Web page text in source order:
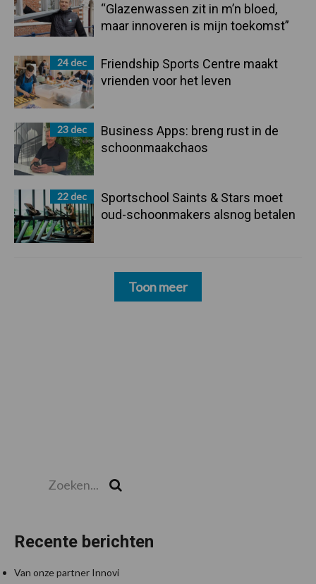
“Glazenwassen zit in m’n bloed,
maar innoveren is mijn toekomst”
24 dec
Friendship Sports Centre maakt
vrienden voor het leven
23 dec
Business Apps: breng rust in de
schoonmaakchaos
22 dec
Sportschool Saints & Stars moet
oud-schoonmakers alsnog betalen
Toon meer
Recente berichten
Van onze partner Innovi